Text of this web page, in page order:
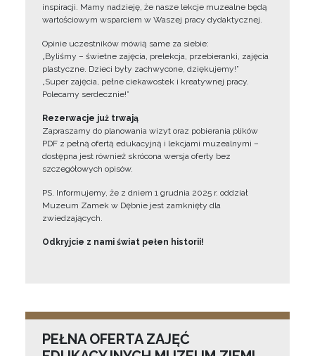
inspiracji. Mamy nadzieję, że nasze lekcje muzealne będą
wartościowym wsparciem w Waszej pracy dydaktycznej.
Opinie uczestników mówią same za siebie:
„Byliśmy – świetne zajęcia, prelekcja, przebieranki, zajęcia
plastyczne. Dzieci były zachwycone, dziękujemy!”
„Super zajęcia, pełne ciekawostek i kreatywnej pracy.
Polecamy serdecznie!”
Rezerwacje już trwają
Zapraszamy do planowania wizyt oraz pobierania plików
PDF z pełną ofertą edukacyjną i lekcjami muzealnymi –
dostępna jest również skrócona wersja oferty bez
szczegółowych opisów.
PS. Informujemy, że z dniem 1 grudnia 2025 r. oddział
Muzeum Zamek w Dębnie jest zamknięty dla
zwiedzających.
Odkryjcie z nami świat pełen historii!
PEŁNA OFERTA ZAJĘĆ